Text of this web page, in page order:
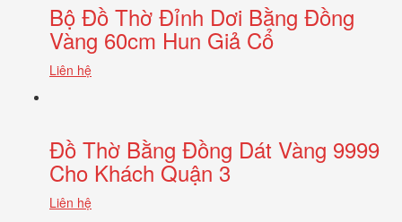
Bộ Đồ Thờ Đỉnh Dơi Bằng Đồng
Vàng 60cm Hun Giả Cổ
Liên hệ
Đồ Thờ Bằng Đồng Dát Vàng 9999
Cho Khách Quận 3
Liên hệ